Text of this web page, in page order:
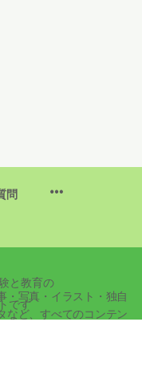
問
と教育の
です
・写真・イラスト・独自
など、すべてのコンテン